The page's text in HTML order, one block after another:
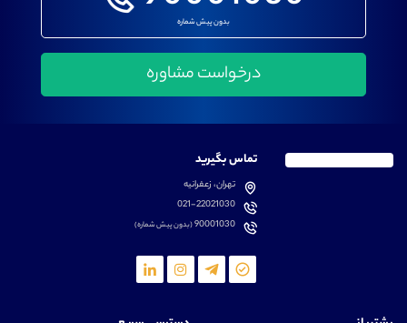
بدون پیش شماره
تماس بگیرید
تهران، زعفرانیه
021-22021030
90001030(بدون پیش شماره)